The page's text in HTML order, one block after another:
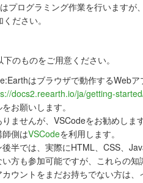
プログラミング作業を行います
ださい。
のものをご用意ください。
はブラウザで動作するWebア
docs2.reearth.io/ja/getting-
お願いします。
ませんが、VSCodeをお勧めし
師側はVSCodeを利用します。
半では、実際にHTML、CSS、
方も参加可能ですが、これらの知
ウントをまだお持ちでない方は